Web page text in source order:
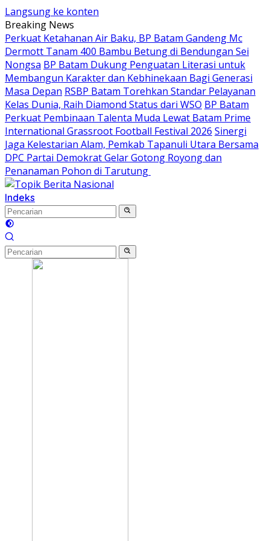
Langsung ke konten
Breaking News
Perkuat Ketahanan Air Baku, BP Batam Gandeng Mc
Dermott Tanam 400 Bambu Betung di Bendungan Sei
Nongsa BP Batam Dukung Penguatan Literasi untuk
Membangun Karakter dan Kebhinekaan Bagi Generasi
Masa Depan RSBP Batam Torehkan Standar Pelayanan
Kelas Dunia, Raih Diamond Status dari WSO BP Batam
Perkuat Pembinaan Talenta Muda Lewat Batam Prime
International Grassroot Football Festival 2026 Sinergi
Jaga Kelestarian Alam, Pemkab Tapanuli Utara Bersama
DPC Partai Demokrat Gelar Gotong Royong dan
Penanaman Pohon di Tarutung ‎
Indeks